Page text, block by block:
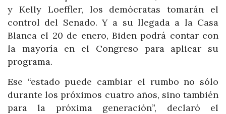
y Kelly Loeffler, los demócratas tomarán el
control del Senado. Y a su llegada a la Casa
Blanca el 20 de enero, Biden podrá contar con
la mayoría en el Congreso para aplicar su
programa.
Ese “estado puede cambiar el rumbo no sólo
durante los próximos cuatro años, sino también
para la próxima generación”, declaró el